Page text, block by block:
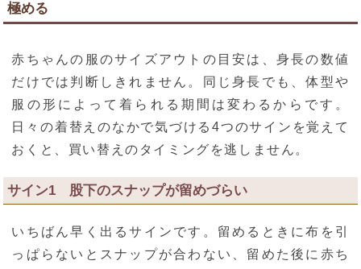
極める
赤ちゃんの服のサイズアウトの目安は、身長の数値
だけでは判断しきれません。同じ身長でも、体型や
服の形によって着られる期間は変わるからです。
日々の着替えのなかで気づける4つのサインを覚えて
おくと、買い替えのタイミングを逃しません。
サイン1 股下のスナップが留めづらい
いちばん早く出るサインです。留めるときに布を引
っぱらないとスナップが合わない、留めた後に赤ち